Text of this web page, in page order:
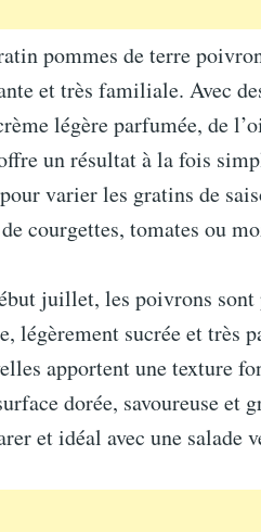
pommes de terre
et très familiale. Avec
légère parfumée, de
un résultat à la fois
varier les gratins de
courgettes, tomates ou
juillet, les poivrons
légèrement sucrée et très
apportent une texture
dorée, savoureuse
et idéal avec une salade